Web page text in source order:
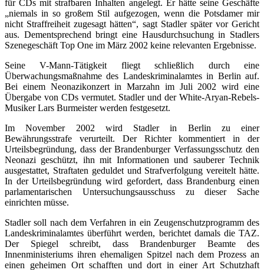
für CDs mit strafbaren Inhalten angelegt. Er hätte seine Geschäfte
„niemals in so großem Stil aufgezogen, wenn die Potsdamer mir
nicht Straffreiheit zugesagt hätten“, sagt Stadler später vor Gericht
aus. Dementsprechend bringt eine Hausdurchsuchung in Stadlers
Szenegeschäft Top One im März 2002 keine relevanten Ergebnisse.
Seine V-Mann-Tätigkeit fliegt schließlich durch eine
Überwachungsmaßnahme des Landeskriminalamtes in Berlin auf.
Bei einem Neonazikonzert in Marzahn im Juli 2002 wird eine
Übergabe von CDs vermutet. Stadler und der White-Aryan-Rebels-
Musiker Lars Burmeister werden festgesetzt.
Im November 2002 wird Stadler in Berlin zu einer
Bewährungsstrafe verurteilt. Der Richter kommentiert in der
Urteilsbegründung, dass der Brandenburger Verfassungsschutz den
Neonazi geschützt, ihn mit Informationen und sauberer Technik
ausgestattet, Straftaten geduldet und Strafverfolgung vereitelt hätte.
In der Urteilsbegründung wird gefordert, dass Brandenburg einen
parlamentarischen Untersuchungsausschuss zu dieser Sache
einrichten müsse.
Stadler soll nach dem Verfahren in ein Zeugenschutzprogramm des
Landeskriminalamtes überführt werden, berichtet damals die TAZ.
Der Spiegel schreibt, dass Brandenburger Beamte des
Innenministeriums ihren ehemaligen Spitzel nach dem Prozess an
einen geheimen Ort schafften und dort in einer Art Schutzhaft